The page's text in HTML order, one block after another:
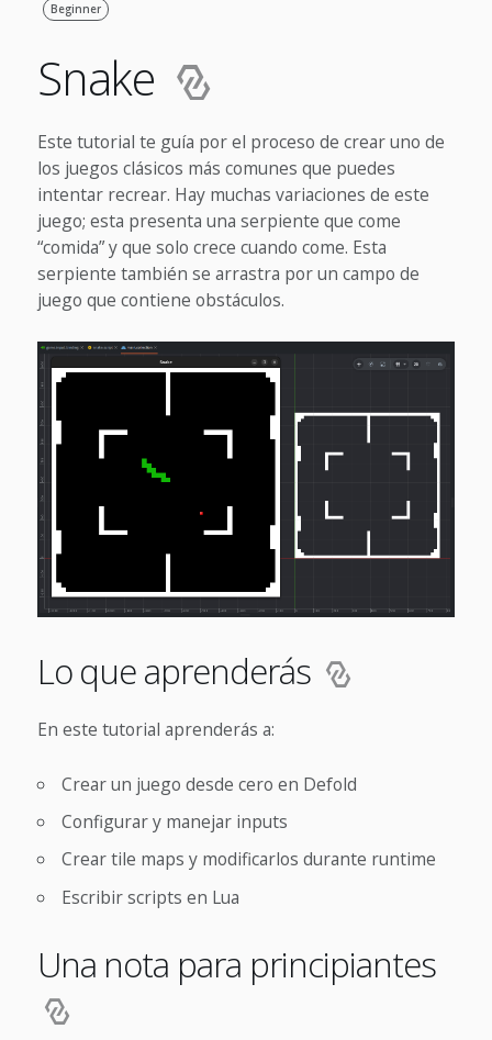
Beginner
Snake
Este tutorial te guía por el proceso de crear uno de
los juegos clásicos más comunes que puedes
intentar recrear. Hay muchas variaciones de este
juego; esta presenta una serpiente que come
“comida” y que solo crece cuando come. Esta
serpiente también se arrastra por un campo de
juego que contiene obstáculos.
Lo que aprenderás
En este tutorial aprenderás a:
Crear un juego desde cero en Defold
Configurar y manejar inputs
Crear tile maps y modificarlos durante runtime
Escribir scripts en Lua
Una nota para principiantes